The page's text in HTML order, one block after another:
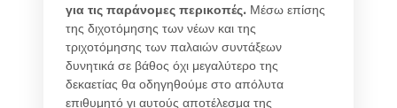
για τις παράνομες περικοπές. Μέσω επίσης
της διχοτόμησης των νέων και της
τριχοτόμησης των παλαιών συντάξεων
δυνητικά σε βάθος όχι μεγαλύτερο της
δεκαετίας θα οδηγηθούμε στο απόλυτα
επιθυμητό γι αυτούς αποτέλεσμα της